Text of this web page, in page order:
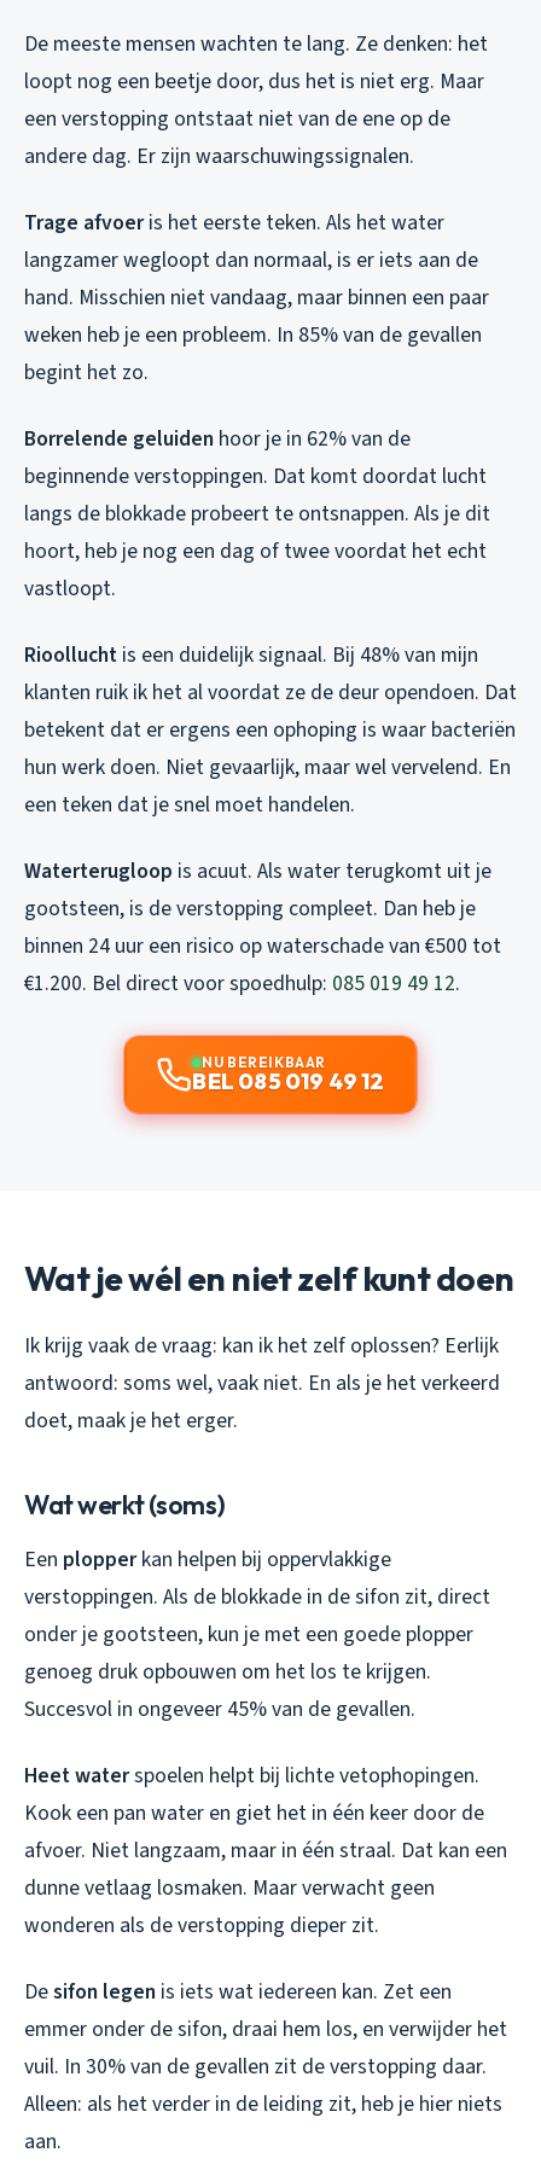
De meeste mensen wachten te lang. Ze denken: het
loopt nog een beetje door, dus het is niet erg. Maar
een verstopping ontstaat niet van de ene op de
andere dag. Er zijn waarschuwingssignalen.
Trage afvoeris het eerste teken. Als het water
langzamer wegloopt dan normaal, is er iets aan de
hand. Misschien niet vandaag, maar binnen een paar
weken heb je een probleem. In 85% van de gevallen
begint het zo.
Borrelende geluiden hoor je in 62% van de
beginnende verstoppingen. Dat komt doordat lucht
langs de blokkade probeert te ontsnappen. Als je dit
hoort, heb je nog een dag of twee voordat het echt
vastloopt.
Rioollucht is een duidelijk signaal. Bij 48% van mijn
klanten ruik ik het al voordat ze de deur opendoen. Dat
betekent dat er ergens een ophoping is waar bacteriën
hun werk doen. Niet gevaarlijk, maar wel vervelend. En
een teken dat je snel moet handelen.
Waterterugloop is acuut. Als water terugkomt uit je
gootsteen, is de verstopping compleet. Dan heb je
binnen 24 uur een risico op waterschade van €500 tot
€1.200. Bel direct voor spoedhulp: 085 019 49 12.
NU BEREIKBAAR
BEL 085 019 49 12
Wat je wél en niet zelf kunt doen
Ik krijg vaak de vraag: kan ik het zelf oplossen? Eerlijk
antwoord: soms wel, vaak niet. En als je het verkeerd
doet, maak je het erger.
Wat werkt (soms)
Een plopperkan helpen bij oppervlakkige
verstoppingen. Als de blokkade in de sifon zit, direct
onder je gootsteen, kun je met een goede plopper
genoeg druk opbouwen om het los te krijgen.
Succesvol in ongeveer 45% van de gevallen.
Heet waterspoelen helpt bij lichte vetophopingen.
Kook een pan water en giet het in één keer door de
afvoer. Niet langzaam, maar in één straal. Dat kan een
dunne vetlaag losmaken. Maar verwacht geen
wonderen als de verstopping dieper zit.
Desifon legen is iets wat iedereen kan. Zet een
emmer onder de sifon, draai hem los, en verwijder het
vuil. In 30% van de gevallen zit de verstopping daar.
Alleen: als het verder in de leiding zit, heb je hier niets
aan.